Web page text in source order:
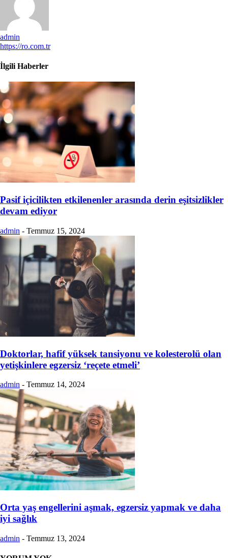
admin
https://ro.com.tr
İlgili Haberler
Pasif içicilikten etkilenenler arasında derin eşitsizlikler
devam ediyor
admin - Temmuz 15, 2024
Doktorlar, hafif yüksek tansiyonu ve kolesterolü olan
yetişkinlere egzersiz ‘reçete etmeli’
admin - Temmuz 14, 2024
Orta yaş engellerini aşmak, egzersiz yapmak ve daha
iyi sağlık
admin - Temmuz 13, 2024